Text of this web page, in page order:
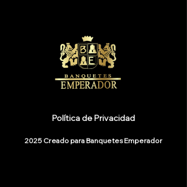
Política de Privacidad
2025 Creado para Banquetes Emperador